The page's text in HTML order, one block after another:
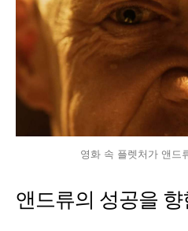
영화 속 플렛처가 앤드
앤드류의 성공을